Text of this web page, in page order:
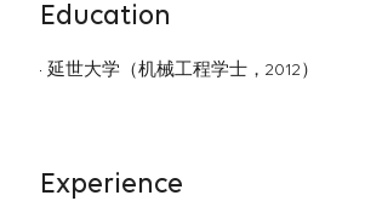
Education
延世大学（机械工程学士，2012）
Experience